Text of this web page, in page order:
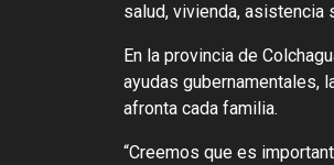
salud, vivienda, asistencia
En la provincia de
ayudas gubernamentales,
afronta cada familia.
“Creemos que es